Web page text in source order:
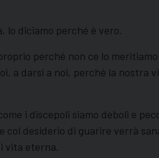
lo diciamo perché è vero.
perché non ce lo
a darsi a noi, perché la nostra
i discepoli siamo deboli e
col desiderio di guarire verrà
vita eterna.